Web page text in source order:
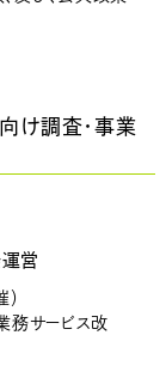
け調査・事業
営
務サービス改